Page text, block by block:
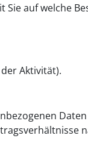
auf welche
Aktivität).